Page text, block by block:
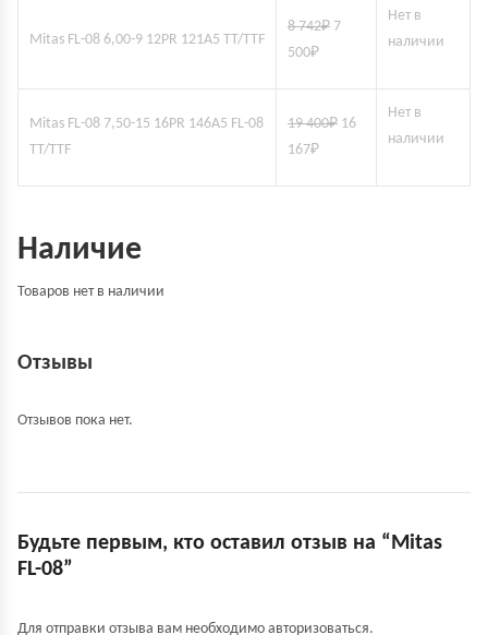
Mitas FL-08 6,00-9 12PR 121A5 TT/TTF
8 742₽ 7
500₽
Нет в
наличии
Mitas FL-08 7,50-15 16PR 146A5 FL-08
TT/TTF
19 400₽ 16
167₽
Нет в
наличии
Наличие
Товаров нет в наличии
Отзывы
Отзывов пока нет.
Будьте первым, кто оставил отзыв на “Mitas
FL-08”
Для отправки отзыва вам необходимо авторизоваться.